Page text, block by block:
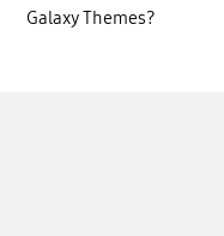
Galaxy Themes?